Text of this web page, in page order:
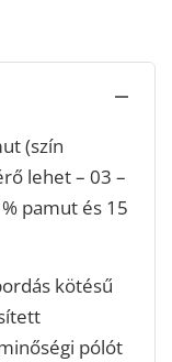
(szín
lehet – 03 –
pamut és 15
kötésű
pólót